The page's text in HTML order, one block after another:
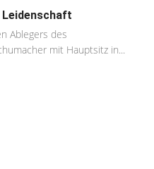
Leidenschaft
Ablegers des
mit Hauptsitz in...